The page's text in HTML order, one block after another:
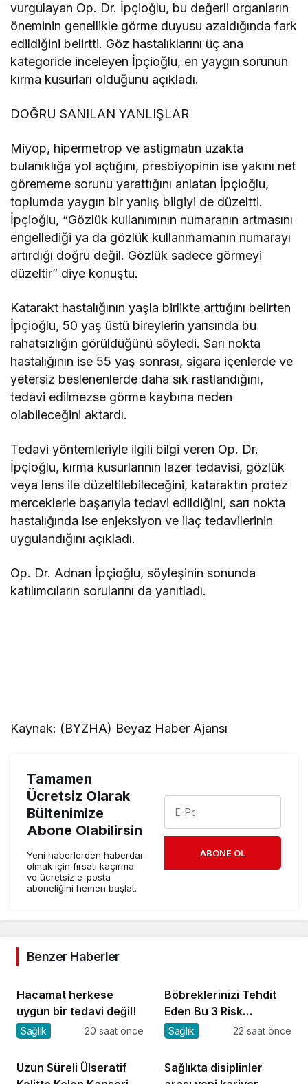
vurgulayan Op. Dr. İpçioğlu, bu değerli organların
öneminin genellikle görme duyusu azaldığında fark
edildiğini belirtti. Göz hastalıklarını üç ana
kategoride inceleyen İpçioğlu, en yaygın sorunun
kırma kusurları olduğunu açıkladı.
DOĞRU SANILAN YANLIŞLAR
Miyop, hipermetrop ve astigmatın uzakta
bulanıklığa yol açtığını, presbiyopinin ise yakını net
görememe sorunu yarattığını anlatan İpçioğlu,
toplumda yaygın bir yanlış bilgiyi de düzeltti.
İpçioğlu, “Gözlük kullanımının numaranın artmasını
engellediği ya da gözlük kullanmamanın numarayı
artırdığı doğru değil. Gözlük sadece görmeyi
düzeltir” diye konuştu.
Katarakt hastalığının yaşla birlikte arttığını belirten
İpçioğlu, 50 yaş üstü bireylerin yarısında bu
rahatsızlığın görüldüğünü söyledi. Sarı nokta
hastalığının ise 55 yaş sonrası, sigara içenlerde ve
yetersiz beslenenlerde daha sık rastlandığını,
tedavi edilmezse görme kaybına neden
olabileceğini aktardı.
Tedavi yöntemleriyle ilgili bilgi veren Op. Dr.
İpçioğlu, kırma kusurlarının lazer tedavisi, gözlük
veya lens ile düzeltilebileceğini, kataraktın protez
merceklerle başarıyla tedavi edildiğini, sarı nokta
hastalığında ise enjeksiyon ve ilaç tedavilerinin
uygulandığını açıkladı.
Op. Dr. Adnan İpçioğlu, söyleşinin sonunda
katılımcıların sorularını da yanıtladı.
Kaynak: (BYZHA) Beyaz Haber Ajansı
Tamamen
Ücretsiz Olarak
Bültenimize
Abone Olabilirsin
Yeni haberlerden haberdar
olmak için fırsatı kaçırma
ve ücretsiz e-posta
aboneliğini hemen başlat.
ABONE OL
Benzer Haberler
Hacamat herkese
uygun bir tedavi değil!
Sağlık 20 saat önce
Böbreklerinizi Tehdit
Eden Bu 3 Risk
Faktörüne Dikkat!
Sağlık 22 saat önce
Uzun Süreli Ülseratif
Sağlıkta disiplinler